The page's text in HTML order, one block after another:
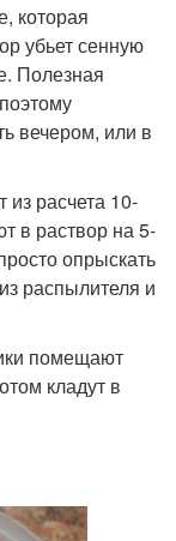
которая
убьет сенную
Полезная
вечером, или в
расчета 10-
в раствор на 5-
опрыскать
распылителя и
помещают
кладут в